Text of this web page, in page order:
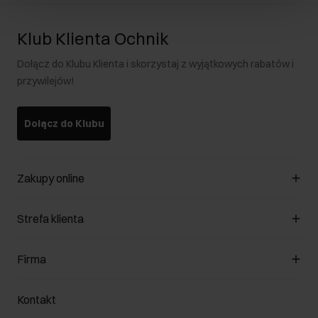
Klub Klienta Ochnik
Dołącz do Klubu Klienta i skorzystaj z wyjątkowych rabatów i
przywilejów!
Dołącz do Klubu
Zakupy online
Zarządzaj cookies
Formy płatności
Jak dokonać zwrotu?
Strefa klienta
Klub Klienta
Zwróć produkty
Firma
O nas
Kontakt